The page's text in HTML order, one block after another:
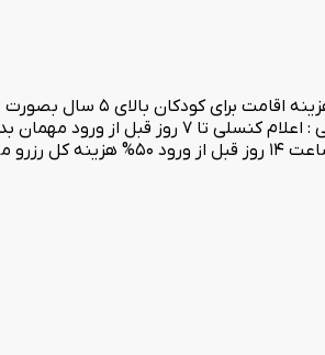
هزینه اقامت برای کودکان زیر 5 سال